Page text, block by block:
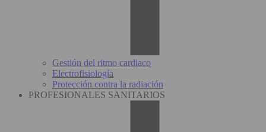
Gestión del ritmo cardiaco
Electrofisiología
Protección contra la radiación
PROFESIONALES SANITARIOS